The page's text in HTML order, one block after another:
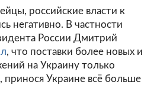
российские власти к
негативно. В частности
России Дмитрий
, что поставки более новых и
на Украину только
принося Украине всё больше